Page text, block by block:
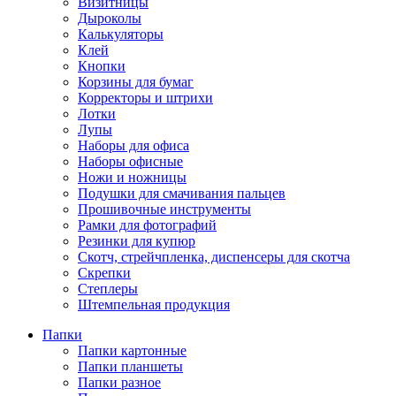
Дыроколы
Калькуляторы
Клей
Кнопки
Корзины для бумаг
Корректоры и штрихи
Лотки
Лупы
Наборы для офиса
Наборы офисные
Ножи и ножницы
Подушки для смачивания пальцев
Прошивочные инструменты
Рамки для фотографий
Резинки для купюр
Скотч, стрейчпленка, диспенсеры для скотча
Скрепки
Степлеры
Штемпельная продукция
Папки
Папки картонные
Папки планшеты
Папки разное